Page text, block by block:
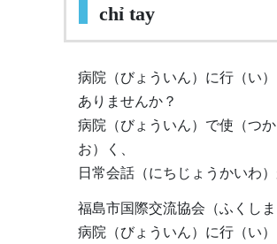
chỉ tay
病院（びょういん）に行（い
ありませんか？
病院（びょういん）で使（つ
お）く、
日常会話（にちじょうかいわ
福島市国際交流協会（ふくし
病院（びょういん）に行（い